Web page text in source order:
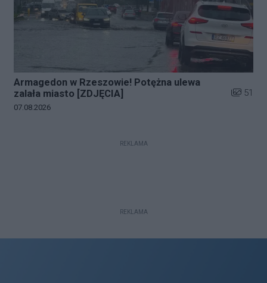
Armagedon w Rzeszowie! Potężna ulewa
zalała miasto [ZDJĘCIA]
Liczba
51
Data dodania galerii:
07.08.2026
REKLAMA
REKLAMA